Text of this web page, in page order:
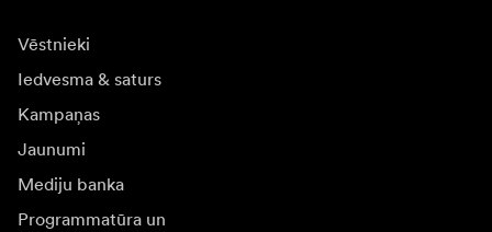
Vēstnieki
Iedvesma & saturs
Kampaņas
Jaunumi
Mediju banka
Programmatūra un